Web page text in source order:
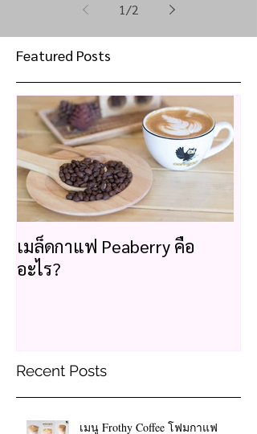
1 /2
Featured Posts
เมล็ดกาแฟ Peaberry คือ
อะไร?
Recent Posts
เมนู Frothy Coffee โฟมกาแฟ